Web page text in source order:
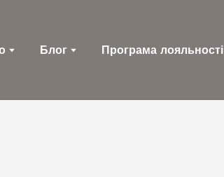
Блог Програма лояльності